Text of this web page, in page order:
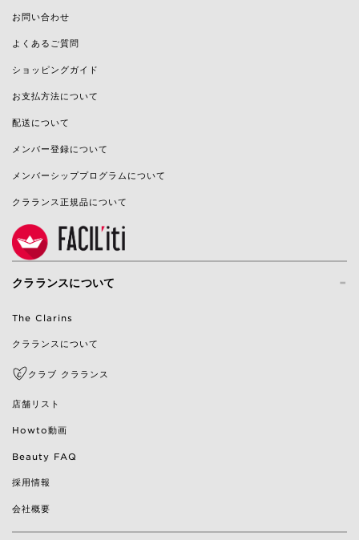
お問い合わせ
よくあるご質問
ショッピングガイド
お支払方法について
配送について
メンバー登録について
メンバーシッププログラムについて
クラランス正規品について
-
クラランスについて
The Clarins
クラランスについて
クラブ クラランス
店舗リスト
Howto動画
Beauty FAQ
採用情報
会社概要